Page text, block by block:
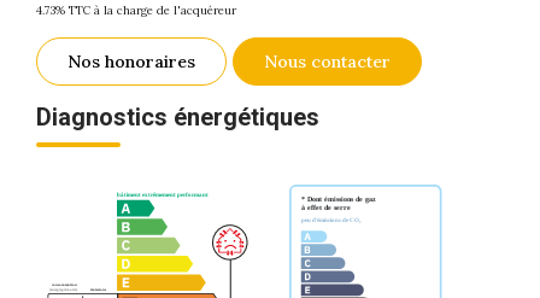
4.73% TTC à la charge de l'acquéreur
Nos honoraires Nous contacter
Diagnostics énergétiques